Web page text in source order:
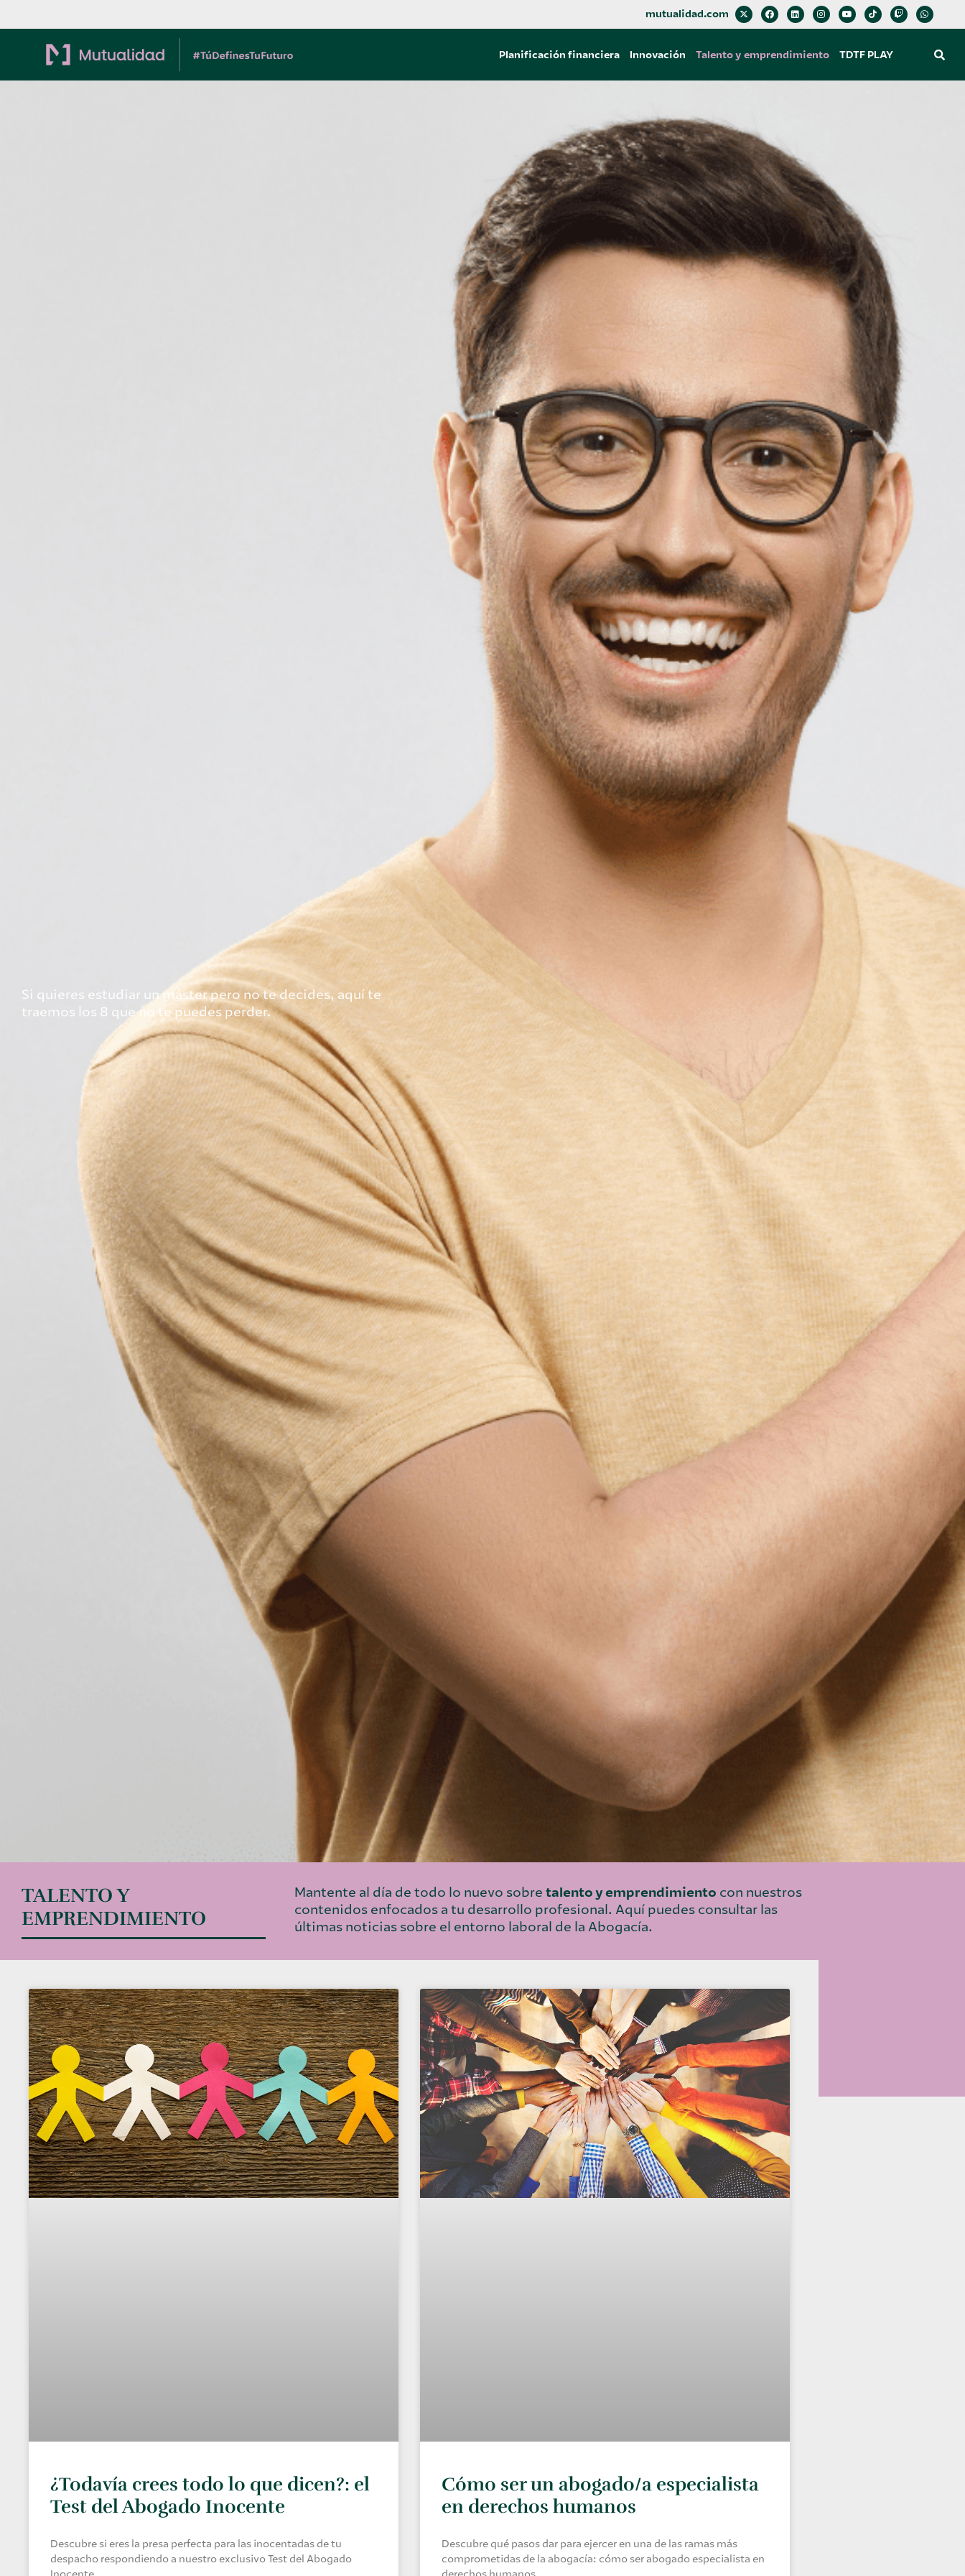
mutualidad.com
Planificación financiera Innovación Talento y emprendimiento TDTF PLAY
Si quieres estudiar un máster pero no te decides, aquí te
traemos los 8 que no te puedes perder.
TALENTO Y
EMPRENDIMIENTO
Mantente al día de todo lo nuevo sobre talento y emprendimiento con nuestros
contenidos enfocados a tu desarrollo profesional. Aquí puedes consultar las
últimas noticias sobre el entorno laboral de la Abogacía.
¿Todavía crees todo lo que dicen?: el
Test del Abogado Inocente
Descubre si eres la presa perfecta para las inocentadas de tu
despacho respondiendo a nuestro exclusivo Test del Abogado
Cómo ser un abogado/a especialista
en derechos humanos
Descubre qué pasos dar para ejercer en una de las ramas más
comprometidas de la abogacía: cómo ser abogado especialista en